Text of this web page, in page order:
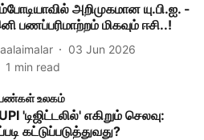
அறிமுகமான யு.பி.ஐ. -
பணப்பரிமாற்றம் மிகவும் ஈசி..!
03 Jun 2026
1 min read
உலகம்
'டிஜிட்டலில்' எகிறும் செலவு:
கட்டுப்படுத்துவது?